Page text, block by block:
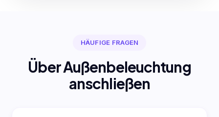
HÄUFIGE FRAGEN
Über Außenbeleuchtung
anschließen